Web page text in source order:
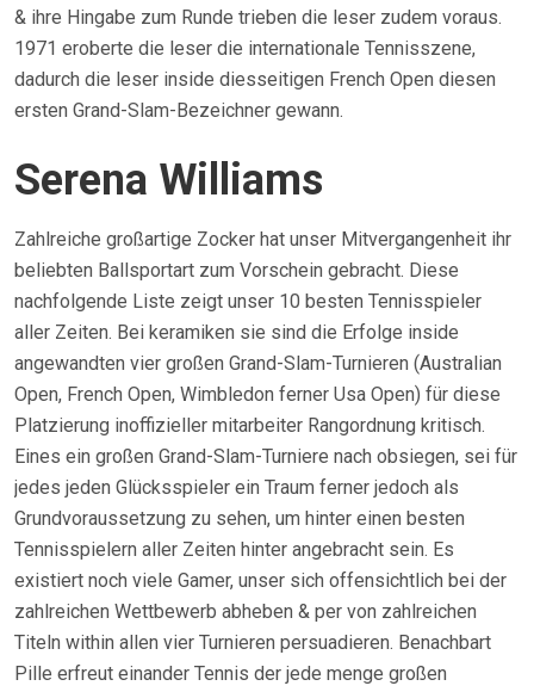
& ihre Hingabe zum Runde trieben die leser zudem voraus.
1971 eroberte die leser die internationale Tennisszene,
dadurch die leser inside diesseitigen French Open diesen
ersten Grand-Slam-Bezeichner gewann.
Serena Williams
Zahlreiche großartige Zocker hat unser Mitvergangenheit ihr
beliebten Ballsportart zum Vorschein gebracht. Diese
nachfolgende Liste zeigt unser 10 besten Tennisspieler
aller Zeiten. Bei keramiken sie sind die Erfolge inside
angewandten vier großen Grand-Slam-Turnieren (Australian
Open, French Open, Wimbledon ferner Usa Open) für diese
Platzierung inoffizieller mitarbeiter Rangordnung kritisch.
Eines ein großen Grand-Slam-Turniere nach obsiegen, sei für
jedes jeden Glücksspieler ein Traum ferner jedoch als
Grundvoraussetzung zu sehen, um hinter einen besten
Tennisspielern aller Zeiten hinter angebracht sein. Es
existiert noch viele Gamer, unser sich offensichtlich bei der
zahlreichen Wettbewerb abheben & per von zahlreichen
Titeln within allen vier Turnieren persuadieren. Benachbart
Pille erfreut einander Tennis der jede menge großen